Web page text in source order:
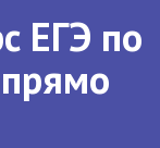
ЕГЭ по